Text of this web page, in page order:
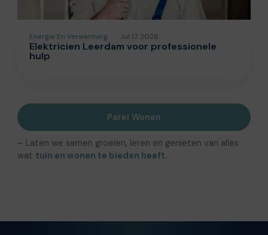
Energie En Verwarming Jul 17, 2026
Elektricien Leerdam voor professionele
hulp
Parel Wonen
– Laten we samen groeien, leren en genieten van alles
wat tuin en wonen te bieden heeft.